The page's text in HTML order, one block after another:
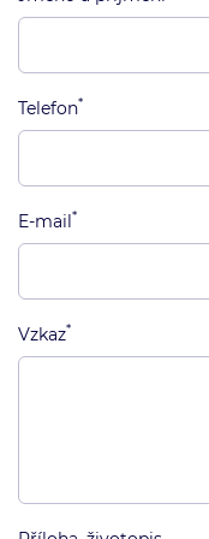
Telefon*
E-mail*
Vzkaz*